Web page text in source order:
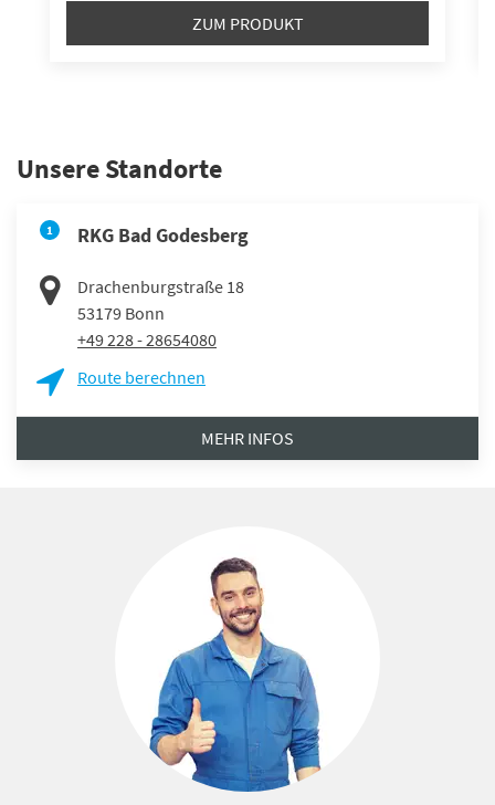
ZUM PRODUKT
Unsere Standorte
1 RKG Bad Godesberg
Drachenburgstraße 18
53179 Bonn
+49 228 - 28654080
Route berechnen
MEHR INFOS